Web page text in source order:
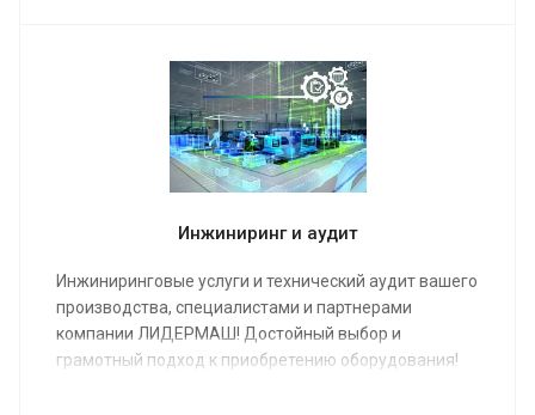
Инжиниринг и аудит
Инжиниринговые услуги и технический аудит вашего
производства, специалистами и партнерами
компании ЛИДЕРМАШ! Достойный выбор и
грамотный подход к приобретению оборудования!